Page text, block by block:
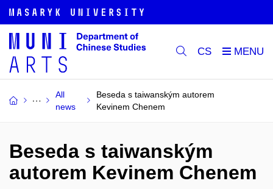
CS
All
news
Beseda s taiwanským autorem
Kevinem Chenem
Beseda s taiwanským
autorem Kevinem Chenem